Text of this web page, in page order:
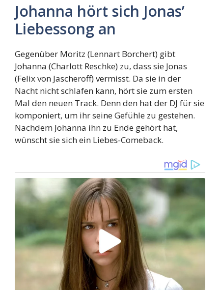
Johanna hört sich Jonas’
Liebessong an
Gegenüber Moritz (Lennart Borchert) gibt
Johanna (Charlott Reschke) zu, dass sie Jonas
(Felix von Jascheroff) vermisst. Da sie in der
Nacht nicht schlafen kann, hört sie zum ersten
Mal den neuen Track. Denn den hat der DJ für sie
komponiert, um ihr seine Gefühle zu gestehen.
Nachdem Johanna ihn zu Ende gehört hat,
wünscht sie sich ein Liebes-Comeback.